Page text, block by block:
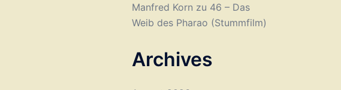
Manfred Korn zu 46 – Das
Weib des Pharao (Stummfilm)
Archives